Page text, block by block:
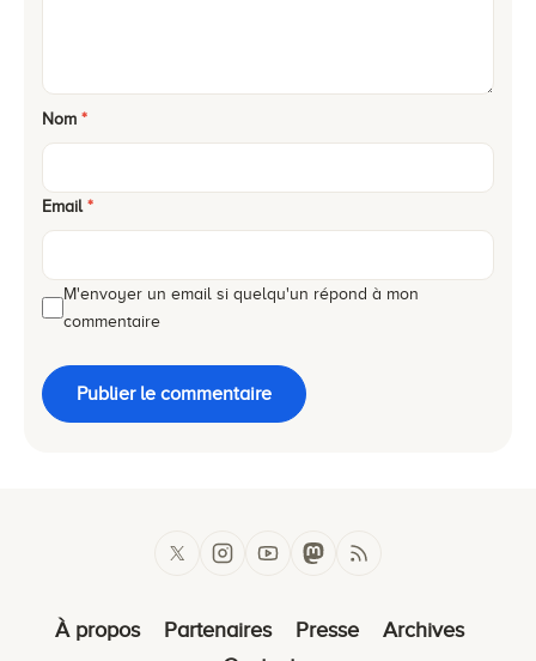
Nom *
Email *
M'envoyer un email si quelqu'un répond à mon
commentaire
Publier le commentaire
À propos Partenaires Presse
Archives